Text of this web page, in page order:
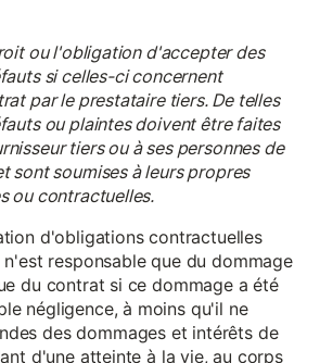
ou l'obligation d'accepter des
si celles-ci concernent
par le prestataire tiers. De telles
ou plaintes doivent être faites
tiers ou à ses personnes de
sont soumises à leurs propres
ou contractuelles.
d'obligations contractuelles
responsable que du dommage
du contrat si ce dommage a été
négligence, à moins qu'il ne
des dommages et intérêts de
d'une atteinte à la vie, au corps